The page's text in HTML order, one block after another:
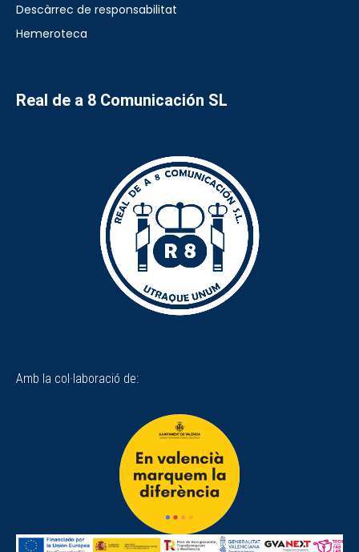
Descàrrec de responsabilitat
Hemeroteca
Real de a 8 Comunicación SL
Amb la col·laboració de: